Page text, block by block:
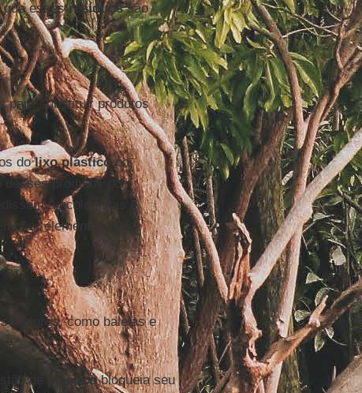
que essesresíduossão
para substituir produtos
dolixo plásticono
produtos por
a ecologistas e
elementos dos
maiores, como baleias e
de plásticobloqueia seu